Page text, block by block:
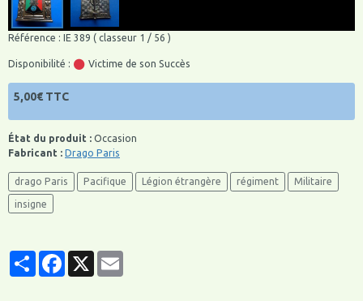
Référence : IE 389 ( classeur 1 / 56 )
Disponibilité : Victime de son Succès
5,00€ TTC
État du produit : Occasion
Fabricant : Drago Paris
drago Paris Pacifique Légion étrangère régiment Militaire
insigne
PartagerFacebook
X